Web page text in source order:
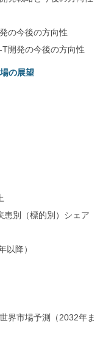
の今後の方向性
発の今後の方向性
の展望
別（標的別）シェア
降）
市場予測（2032年ま